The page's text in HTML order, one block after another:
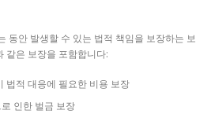
동안 발생할 수 있는 법적 책임을 보장하는 보
같은 보장을 포함합니다:
법적 대응에 필요한 비용 보장
인한 벌금 보장